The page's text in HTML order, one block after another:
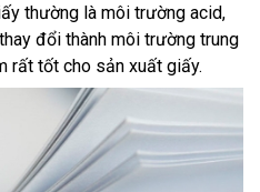
thường là môi trường acid,
đổi thành môi trường trung
rất tốt cho sản xuất giấy.